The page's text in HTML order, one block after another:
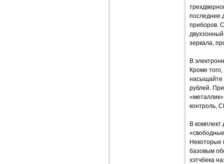
последние
приборов.
зеркала,
В
Кроме
насыщайте
рублей.
контроль,
В комплект
Некоторые
базовым
хэтчбека